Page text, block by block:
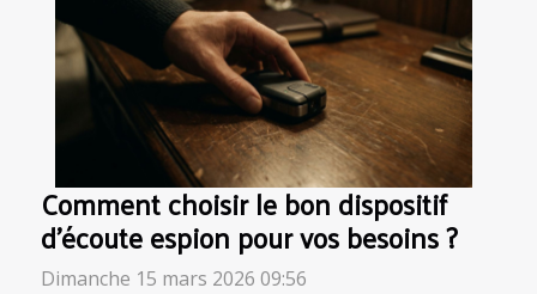
Comment choisir le bon dispositif
d'écoute espion pour vos besoins ?
Dimanche 15 mars 2026 09:56